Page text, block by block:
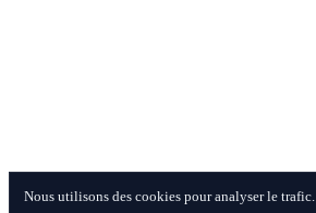
Nous utilisons des cookies pour analyser le trafic.